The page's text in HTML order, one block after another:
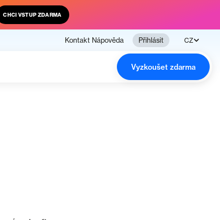
CHCI VSTUP ZDARMA
Kontakt Nápověda Přihlásit CZ
Vyzkoušet zdarma